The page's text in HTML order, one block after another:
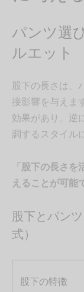
パンツ選
ルエット
股下の長さは、
接影響を与えま
効果があり、逆
調するスタイル
「股下の長さ
えることが可能
股下とパン
式）
股下の特徴